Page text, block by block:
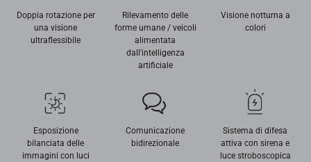
Doppia rotazione per
una visione
ultraflessibile
Rilevamento delle
forme umane / veicoli
alimentata
dall'intelligenza
artificiale
Visione notturna a
colori
Esposizione
bilanciata delle
immagini con luci
Comunicazione
bidirezionale
Sistema di difesa
attiva con sirena e
luce stroboscopica